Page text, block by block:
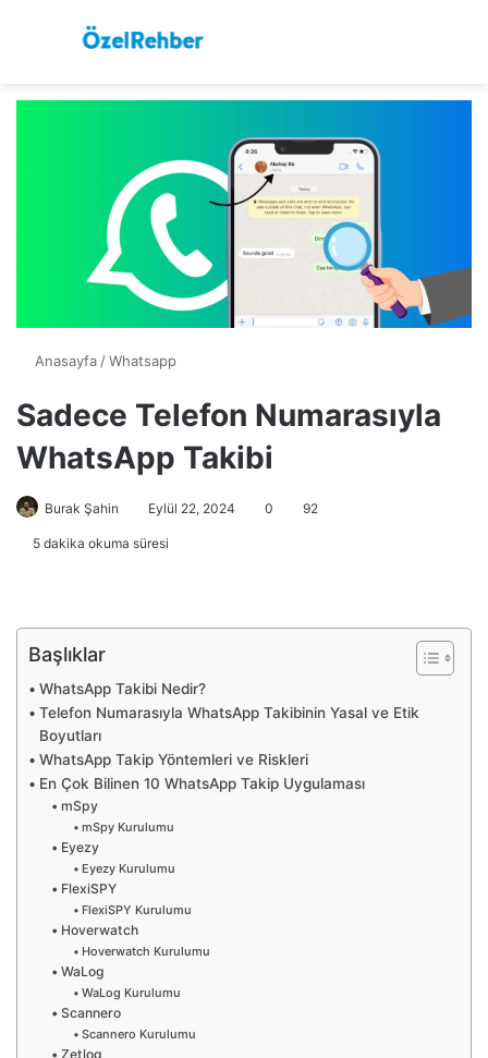
Menü
Anasayfa /Whatsapp
Sadece Telefon Numarasıyla
WhatsApp Takibi
Burak Şahin Eylül 22, 2024 0 92
5 dakika okuma süresi
Başlıklar
WhatsApp Takibi Nedir?
Telefon Numarasıyla WhatsApp Takibinin Yasal ve Etik
Boyutları
WhatsApp Takip Yöntemleri ve Riskleri
En Çok Bilinen 10 WhatsApp Takip Uygulaması
mSpy
mSpy Kurulumu
Eyezy
Eyezy Kurulumu
FlexiSPY
FlexiSPY Kurulumu
Hoverwatch
Hoverwatch Kurulumu
WaLog
WaLog Kurulumu
Scannero
Scannero Kurulumu
Zetlog